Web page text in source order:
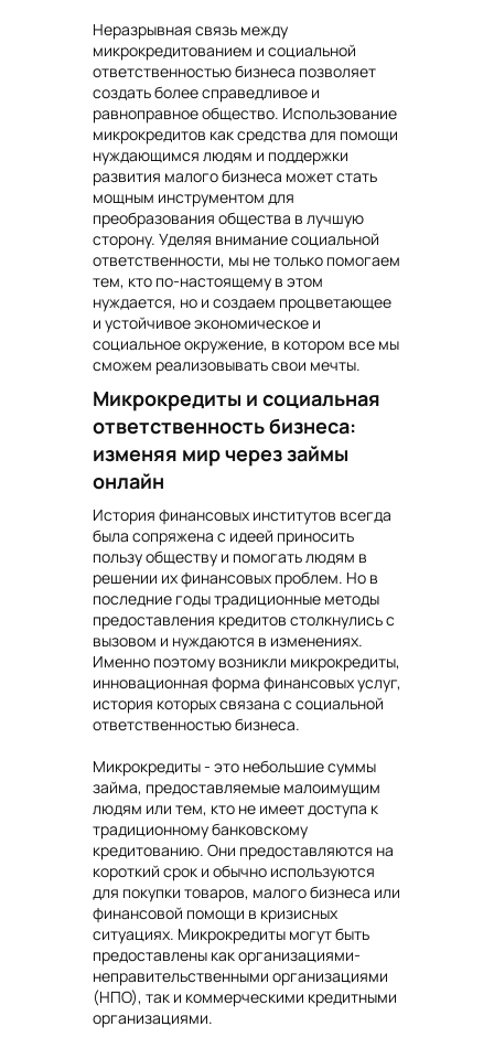
Неразрывная связь между
микрокредитованием и социальной
ответственностью бизнеса позволяет
создать более справедливое и
равноправное общество. Использование
микрокредитов как средства для помощи
нуждающимся людям и поддержки
развития малого бизнеса может стать
мощным инструментом для
преобразования общества в лучшую
сторону. Уделяя внимание социальной
ответственности, мы не только помогаем
тем, кто по-настоящему в этом
нуждается, но и создаем процветающее
и устойчивое экономическое и
социальное окружение, в котором все мы
сможем реализовывать свои мечты.
Микрокредиты и социальная
ответственность бизнеса:
изменяя мир через займы
онлайн
История финансовых институтов всегда
была сопряжена с идеей приносить
пользу обществу и помогать людям в
решении их финансовых проблем. Но в
последние годы традиционные методы
предоставления кредитов столкнулись с
вызовом и нуждаются в изменениях.
Именно поэтому возникли микрокредиты,
инновационная форма финансовых услуг,
история которых связана с социальной
ответственностью бизнеса.
Микрокредиты - это небольшие суммы
займа, предоставляемые малоимущим
людям или тем, кто не имеет доступа к
традиционному банковскому
кредитованию. Они предоставляются на
короткий срок и обычно используются
для покупки товаров, малого бизнеса или
финансовой помощи в кризисных
ситуациях. Микрокредиты могут быть
предоставлены как организациями-
неправительственными организациями
(НПО), так и коммерческими кредитными
организациями.